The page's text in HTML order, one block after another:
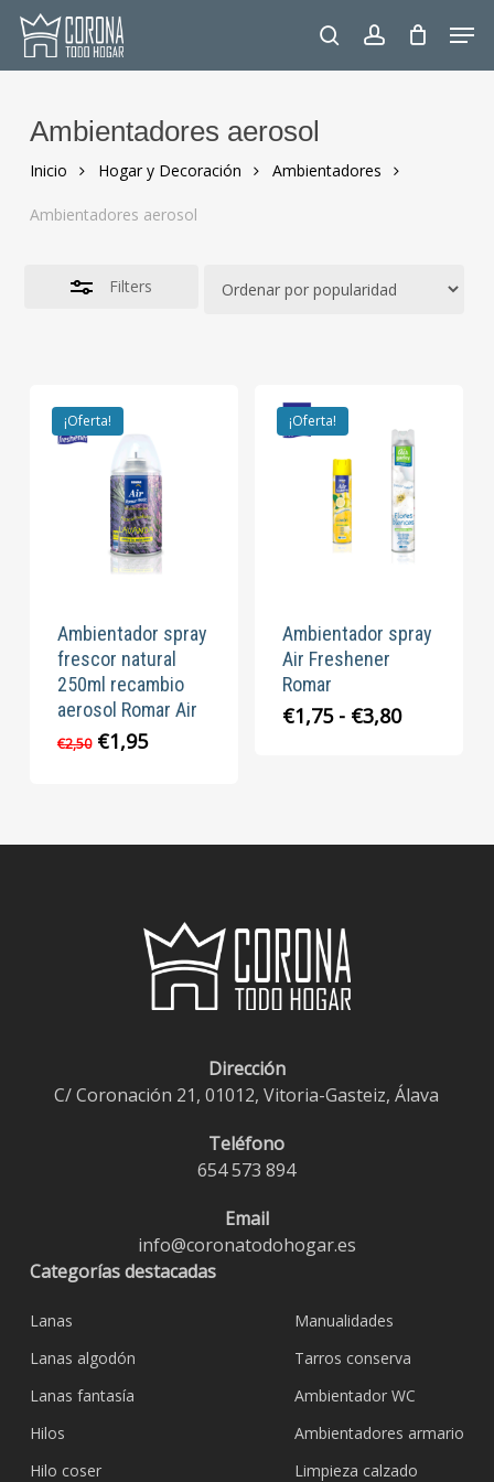
Skip
main
searchaccount
Ambientadores aerosol
Inicio Hogar y Decoración Ambientadores
Ambientadores aerosol
Filters
¡Oferta!
Ambientador spray
frescor natural
250ml recambio
aerosol Romar Air
€2,50 El
€1,95El
¡Oferta!
Ambientador spray
Air Freshener
Romar
€1,75 - €3,80Rango
Close
Filters
Dirección
C/ Coronación 21, 01012, Vitoria-Gasteiz, Álava
Teléfono
654 573 894
Email
info@coronatodohogar.es
Categorías destacadas
Lanas
Lanas algodón
Lanas fantasía
Hilos
Hilo coser
Manualidades
Tarros conserva
Ambientador WC
Ambientadores armario
Limpieza calzado